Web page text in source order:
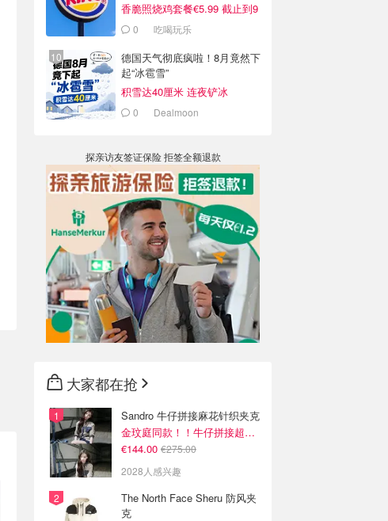
香脆照烧鸡套餐€5.99 截止到9
月4日
0 吃喝玩乐
德国天气彻底疯啦！8月竟然下
起“冰雹雪”
积雪达40厘米 连夜铲冰
0 Dealmoon
探亲访友签证保险 拒签全额退款
大家都在抢
Sandro 牛仔拼接麻花针织夹克
金玟庭同款！！牛仔拼接超有层次感
€144.00 €275.00
2028人感兴趣
The North Face Sheru 防风夹
克